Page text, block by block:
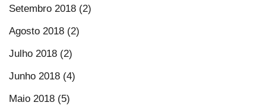
Setembro 2018 (2)
Agosto 2018 (2)
Julho 2018 (2)
Junho 2018 (4)
Maio 2018 (5)